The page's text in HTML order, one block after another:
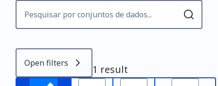
Open filters 1 result